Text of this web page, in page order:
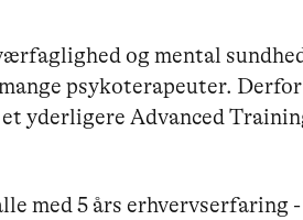
og mental
psykoterapeuter.
yderligere Advanced
med 5 års erhvervserfaring